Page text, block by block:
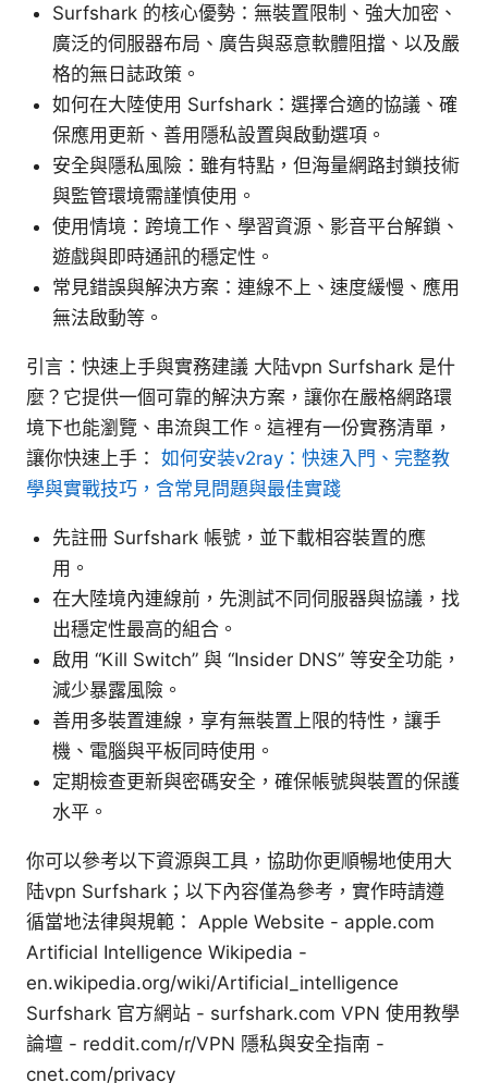
Surfshark 的核心優勢：無裝置限制、強大加密、
廣泛的伺服器布局、廣告與惡意軟體阻擋、以及嚴
格的無日誌政策。
如何在大陸使用 Surfshark：選擇合適的協議、確
保應用更新、善用隱私設置與啟動選項。
安全與隱私風險：雖有特點，但海量網路封鎖技術
與監管環境需謹慎使用。
使用情境：跨境工作、學習資源、影音平台解鎖、
遊戲與即時通訊的穩定性。
常見錯誤與解決方案：連線不上、速度緩慢、應用
無法啟動等。
引言：快速上手與實務建議 大陆vpn Surfshark 是什
麼？它提供一個可靠的解決方案，讓你在嚴格網路環
境下也能瀏覽、串流與工作。這裡有一份實務清單，
讓你快速上手： 如何安装v2ray：快速入門、完整教
學與實戰技巧，含常見問題與最佳實踐
先註冊 Surfshark 帳號，並下載相容裝置的應
用。
在大陸境內連線前，先測試不同伺服器與協議，找
出穩定性最高的組合。
啟用 “Kill Switch” 與 “Insider DNS” 等安全功能，
減少暴露風險。
善用多裝置連線，享有無裝置上限的特性，讓手
機、電腦與平板同時使用。
定期檢查更新與密碼安全，確保帳號與裝置的保護
水平。
你可以參考以下資源與工具，協助你更順暢地使用大
陆vpn Surfshark；以下內容僅為參考，實作時請遵
循當地法律與規範： Apple Website - apple.com
Artificial Intelligence Wikipedia -
en.wikipedia.org/wiki/Artificial_intelligence
Surfshark 官方網站 - surfshark.com VPN 使用教學
論壇 - reddit.com/r/VPN 隱私與安全指南 -
cnet.com/privacy